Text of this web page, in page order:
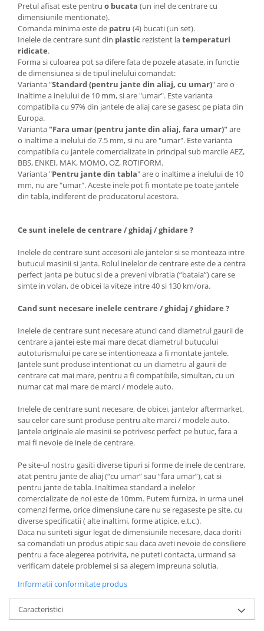
Pretul afisat este pentru o bucata (un inel de centrare cu
dimensiunile mentionate).
Comanda minima este de patru (4) bucati (un set).
Inelele de centrare sunt din plastic rezistent latemperaturi
ridicate.
Forma si culoarea pot sa difere fata de pozele atasate, in functie
de dimensiunea si de tipul inelului comandat:
Varianta "Standard (pentru jante din aliaj, cu umar)" are o
inaltime a inelului de 10 mm, si are "umar". Este varianta
compatibila cu 97% din jantele de aliaj care se gasesc pe piata din
Europa.
Varianta "Fara umar (pentru jante din aliaj, fara umar)"are
o inaltime a inelului de 7.5 mm, si nu are "umar". Este varianta
compatibila cu jantele comercializate in principal sub marcile AEZ,
BBS, ENKEI, MAK, MOMO, OZ, ROTIFORM.
Varianta "Pentru jante din tabla" are o inaltime a inelului de 10
mm, nu are "umar". Aceste inele pot fi montate pe toate jantele
din tabla, indiferent de producatorul acestora.
Ce sunt inelele de centrare / ghidaj / ghidare ?
Inelele de centrare sunt accesorii ale jantelor si se monteaza intre
butucul masinii si janta. Rolul inelelor de centrare este de a centra
perfect janta pe butuc si de a preveni vibratia (“bataia”) care se
simte in volan, de obicei la viteze intre 40 si 130 km/ora.
Cand sunt necesare inelele centrare / ghidaj / ghidare ?
Inelele de centrare sunt necesare atunci cand diametrul gaurii de
centrare a jantei este mai mare decat diametrul butucului
autoturismului pe care se intentioneaza a fi montate jantele.
Jantele sunt produse intentionat cu un diametru al gaurii de
centrare cat mai mare, pentru a fi compatibile, simultan, cu un
numar cat mai mare de marci / modele auto.
Inelele de centrare sunt necesare, de obicei, jantelor aftermarket,
sau celor care sunt produse pentru alte marci / modele auto.
Jantele originale ale masinii se potrivesc perfect pe butuc, fara a
mai fi nevoie de inele de centrare.
Pe site-ul nostru gasiti diverse tipuri si forme de inele de centrare,
atat pentru jante de aliaj (“cu umar” sau “fara umar”), cat si
pentru jante de tabla. Inaltimea standard a inelelor
comercializate de noi este de 10mm. Putem furniza, in urma unei
comenzi ferme, orice dimensiune care nu se regaseste pe site, cu
diverse specificatii ( alte inaltimi, forme atipice, e.t.c.).
Daca nu sunteti sigur legat de dimensiunile necesare, daca doriti
sa comandati un produs atipic sau daca aveti nevoie de consiliere
pentru a face alegerea potrivita, ne puteti contacta, urmand sa
verificam datele problemei si sa alegem impreuna solutia.
Informatii conformitate produs
Caracteristici